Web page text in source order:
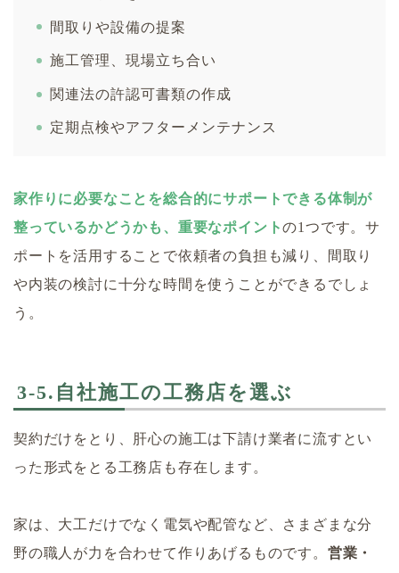
間取りや設備の提案
施工管理、現場立ち合い
関連法の許認可書類の作成
定期点検やアフターメンテナンス
家作りに必要なことを総合的にサポートできる体制が
整っているかどうかも、重要なポイントの1つです。サ
ポートを活用することで依頼者の負担も減り、間取り
や内装の検討に十分な時間を使うことができるでしょ
う。
3-5.自社施工の工務店を選ぶ
契約だけをとり、肝心の施工は下請け業者に流すとい
った形式をとる工務店も存在します。
家は、大工だけでなく電気や配管など、さまざまな分
野の職人が力を合わせて作りあげるものです。 営業・